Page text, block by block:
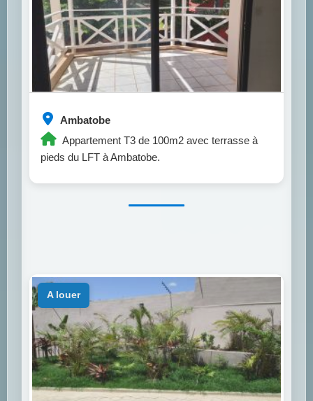
Ambatobe
Appartement T3 de 100m2 avec terrasse à
pieds du LFT à Ambatobe.
a louer